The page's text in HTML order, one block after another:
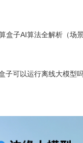
盒子AI算法全解析（场
子可以运行离线大模型